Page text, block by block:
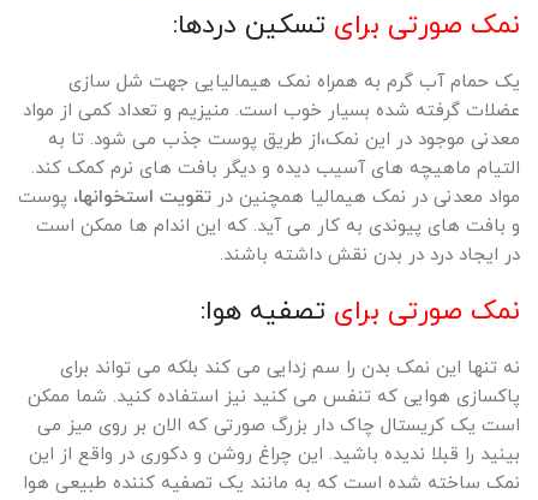
نمک صورتی برای تسکین دردها:
یک حمام آب گرم به همراه نمک هیمالیایی جهت شل سازی
عضلات گرفته شده بسیار خوب است. منیزیم و تعداد کمی از مواد
معدنی موجود در این نمک،از طریق پوست جذب می شود. تا به
التیام ماهیچه های آسیب دیده و دیگر بافت های نرم کمک کند.
مواد معدنی در نمک هیمالیا همچنین در تقویت استخوانها، پوست
و بافت های پیوندی به کار می آید. که این اندام ها ممکن است
در ایجاد درد در بدن نقش داشته باشند.
نمک صورتی برای تصفیه هوا:
نه تنها این نمک بدن را سم زدایی می کند بلکه می تواند برای
پاکسازی هوایی که تنفس می کنید نیز استفاده کنید. شما ممکن
است یک کریستال چاک دار بزرگ صورتی که الان بر روی میز می
بینید را قبلا ندیده باشید. این چراغ روشن و دکوری در واقع از این
نمک ساخته شده است که به مانند یک تصفیه کننده طبیعی هوا